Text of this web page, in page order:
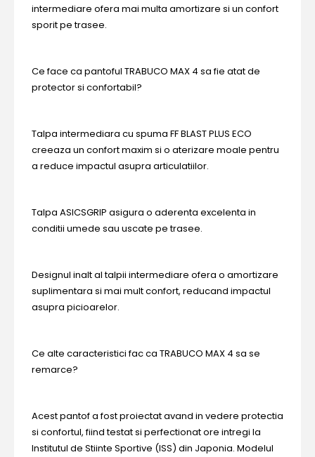
intermediare ofera mai multa amortizare si un confort
sporit pe trasee.
Ce face ca pantoful TRABUCO MAX 4 sa fie atat de
protector si confortabil?
Talpa intermediara cu spuma FF BLAST PLUS ECO
creeaza un confort maxim si o aterizare moale pentru
a reduce impactul asupra articulatiilor.
Talpa ASICSGRIP asigura o aderenta excelenta in
conditii umede sau uscate pe trasee.
Designul inalt al talpii intermediare ofera o amortizare
suplimentara si mai mult confort, reducand impactul
asupra picioarelor.
Ce alte caracteristici fac ca TRABUCO MAX 4 sa se
remarce?
Acest pantof a fost proiectat avand in vedere protectia
si confortul, fiind testat si perfectionat ore intregi la
Institutul de Stiinte Sportive (ISS) din Japonia. Modelul